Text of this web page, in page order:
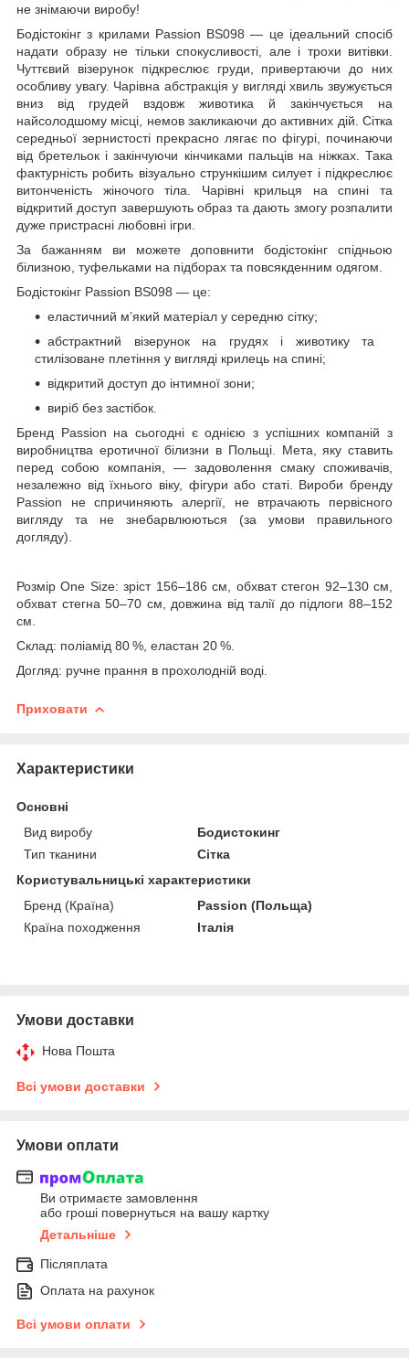
не знімаючи виробу!
Бодістокінг з крилами Passion BS098 — це ідеальний спосіб
надати образу не тільки спокусливості, але і трохи витівки.
Чуттєвий візерунок підкреслює груди, привертаючи до них
особливу увагу. Чарівна абстракція у вигляді хвиль звужується
вниз від грудей вздовж животика й закінчується на
найсолодшому місці, немов закликаючи до активних дій. Сітка
середньої зернистості прекрасно лягає по фігурі, починаючи
від бретельок і закінчуючи кінчиками пальців на ніжках. Така
фактурність робить візуально стрункішим силует і підкреслює
витонченість жіночого тіла. Чарівні крильця на спині та
відкритий доступ завершують образ та дають змогу розпалити
дуже пристрасні любовні ігри.
За бажанням ви можете доповнити бодістокінг спідньою
білизною, туфельками на підборах та повсякденним одягом.
Бодістокінг Passion BS098 — це:
еластичний м’який матеріал у середню сітку;
абстрактний візерунок на грудях і животику та
стилізоване плетіння у вигляді крилець на спині;
відкритий доступ до інтимної зони;
виріб без застібок.
Бренд Passion на сьогодні є однією з успішних компаній з
виробництва еротичної білизни в Польщі. Мета, яку ставить
перед собою компанія, — задоволення смаку споживачів,
незалежно від їхнього віку, фігури або статі. Вироби бренду
Passion не спричиняють алергії, не втрачають первісного
вигляду та не знебарвлюються (за умови правильного
догляду).
Розмір One Size: зріст 156–186 см, обхват стегон 92–130 см,
обхват стегна 50–70 см, довжина від талії до підлоги 88–152
см.
Склад: поліамід 80 %, еластан 20 %.
Догляд: ручне прання в прохолодній воді.
Приховати
Характеристики
Основні
Вид виробу
Бодистокинг
Тип тканини
Сітка
Користувальницькі характеристики
Бренд (Країна)
Passion (Польща)
Країна походження
Італія
Умови доставки
Нова Пошта
Всі умови доставки
Умови оплати
Ви отримаєте замовлення
або гроші повернуться на вашу картку
Детальніше
Післяплата
Оплата на рахунок
Всі умови оплати